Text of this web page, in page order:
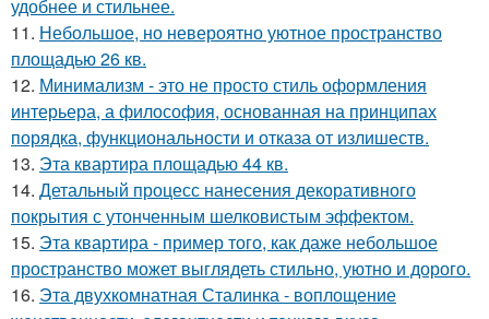
удобнее и стильнее.
11. Небольшое, но невероятно уютное пространство
площадью 26 кв.
12. Минимализм - это не просто стиль оформления
интерьера, а философия, основанная на принципах
порядка, функциональности и отказа от излишеств.
13. Эта квартира площадью 44 кв.
14. Детальный процесс нанесения декоративного
покрытия с утонченным шелковистым эффектом.
15. Эта квартира - пример того, как даже небольшое
пространство может выглядеть стильно, уютно и дорого.
16. Эта двухкомнатная Сталинка - воплощение